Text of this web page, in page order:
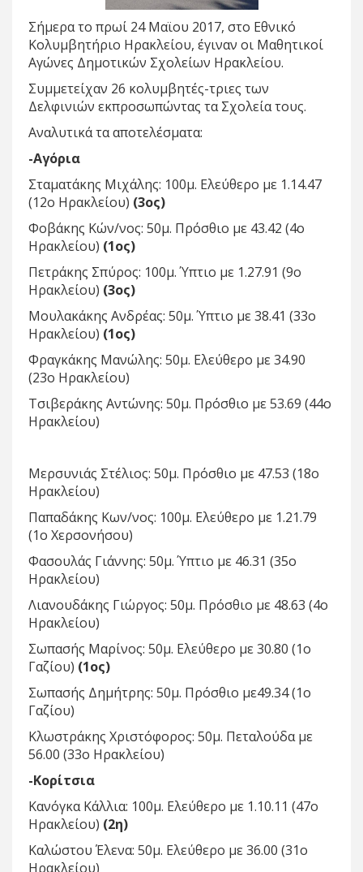
Σήμερα το πρωί 24 Μαϊου 2017, στο Εθνικό
Κολυμβητήριο Ηρακλείου, έγιναν οι Μαθητικοί
Αγώνες Δημοτικών Σχολείων Ηρακλείου.
Συμμετείχαν 26 κολυμβητές-τριες των
Δελφινιών εκπροσωπώντας τα Σχολεία τους.
Αναλυτικά τα αποτελέσματα:
-Αγόρια
Σταματάκης Μιχάλης: 100μ. Ελεύθερο με 1.14.47
(12ο Ηρακλείου) (3ος)
Φοβάκης Κών/νος: 50μ. Πρόσθιο με 43.42 (4ο
Ηρακλείου) (1ος)
Πετράκης Σπύρος: 100μ. Ύπτιο με 1.27.91 (9ο
Ηρακλείου) (3ος)
Μουλακάκης Ανδρέας: 50μ. Ύπτιο με 38.41 (33ο
Ηρακλείου) (1ος)
Φραγκάκης Μανώλης: 50μ. Ελεύθερο με 34.90
(23ο Ηρακλείου)
Τσιβεράκης Αντώνης: 50μ. Πρόσθιο με 53.69 (44ο
Ηρακλείου)
Μερσυνιάς Στέλιος: 50μ. Πρόσθιο με 47.53 (18ο
Ηρακλείου)
Παπαδάκης Κων/νος: 100μ. Ελεύθερο με 1.21.79
(1ο Χερσονήσου)
Φασουλάς Γιάννης: 50μ. Ύπτιο με 46.31 (35ο
Ηρακλείου)
Λιανουδάκης Γιώργος: 50μ. Πρόσθιο με 48.63 (4ο
Ηρακλείου)
Σωπασής Μαρίνος: 50μ. Ελεύθερο με 30.80 (1ο
Γαζίου) (1ος)
Σωπασής Δημήτρης: 50μ. Πρόσθιο με49.34 (1ο
Γαζίου)
Κλωστράκης Χριστόφορος: 50μ. Πεταλούδα με
56.00 (33ο Ηρακλείου)
-Κορίτσια
Κανόγκα Κάλλια: 100μ. Ελεύθερο με 1.10.11 (47ο
Ηρακλείου) (2η)
Καλώστου Έλενα: 50μ. Ελεύθερο με 36.00 (31ο
Ηρακλείου)